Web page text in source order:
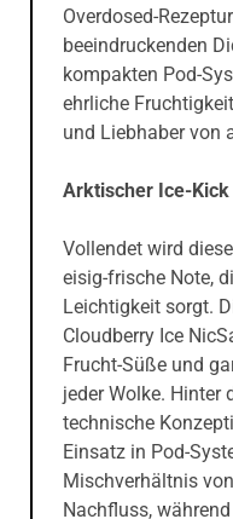
Overdosed-
beeindruckenden
kompakten Pod-
ehrliche
und Liebhaber von
Arktischer Ice-
Vollendet wird
eisig-frische Note,
Leichtigkeit sorgt.
Cloudberry Ice
Frucht-Süße und
jeder Wolke. Hinter
technische
Einsatz in Pod-
Mischverhältnis
Nachfluss,